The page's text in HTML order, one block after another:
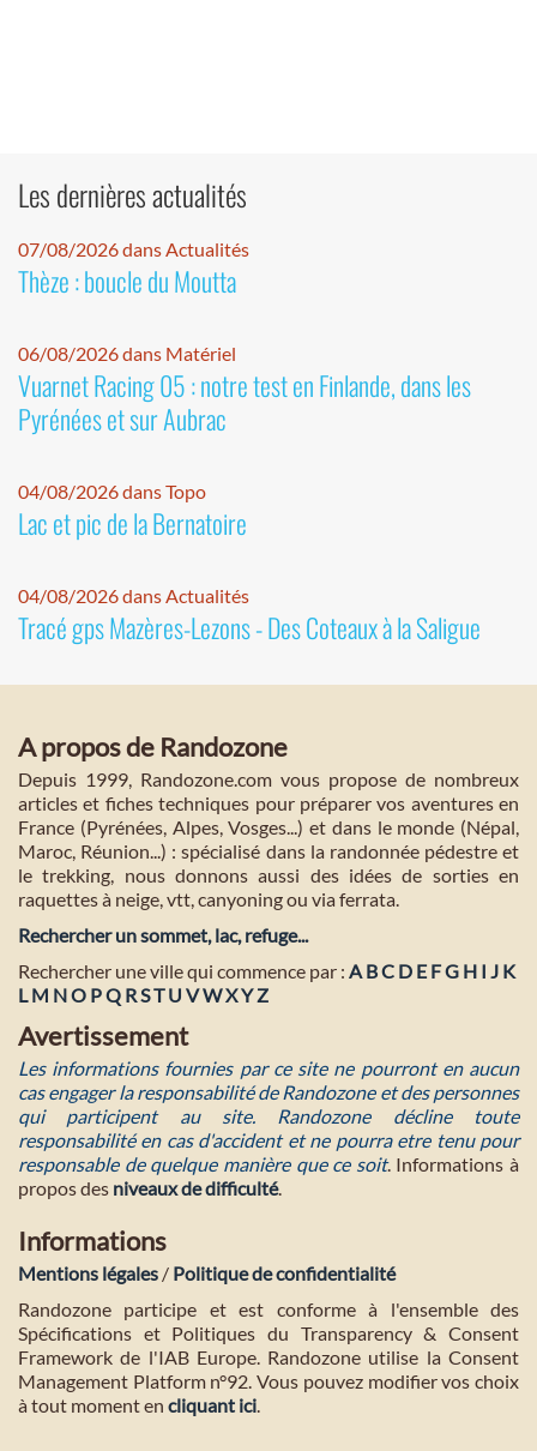
Les dernières actualités
07/08/2026 dans Actualités
Thèze : boucle du Moutta
06/08/2026 dans Matériel
Vuarnet Racing 05 : notre test en Finlande, dans les
Pyrénées et sur Aubrac
04/08/2026 dans Topo
Lac et pic de la Bernatoire
04/08/2026 dans Actualités
Tracé gps Mazères-Lezons - Des Coteaux à la Saligue
A propos de Randozone
Depuis 1999, Randozone.com vous propose de nombreux
articles et fiches techniques pour préparer vos aventures en
France (Pyrénées, Alpes, Vosges...) et dans le monde (Népal,
Maroc, Réunion...) : spécialisé dans la randonnée pédestre et
le trekking, nous donnons aussi des idées de sorties en
raquettes à neige, vtt, canyoning ou via ferrata.
Rechercher un sommet, lac, refuge...
Rechercher une ville qui commence par : A BC D E FG H I J K
L M NO PQ RST U VWXYZ
Avertissement
Les informations fournies par ce site ne pourront en aucun
cas engager la responsabilité de Randozone et des personnes
qui participent au site. Randozone décline toute
responsabilité en cas d'accident et ne pourra etre tenu pour
responsable de quelque manière que ce soit. Informations à
propos des niveaux de difficulté.
Informations
Mentions légales / Politique de confidentialité
Randozone participe et est conforme à l'ensemble des
Spécifications et Politiques du Transparency & Consent
Framework de l'IAB Europe. Randozone utilise la Consent
Management Platform n°92. Vous pouvez modifier vos choix
à tout moment en cliquant ici.